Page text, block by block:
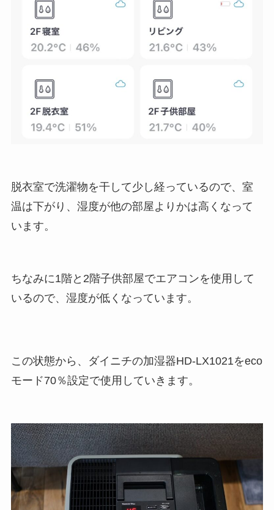
脱衣室で洗濯物を干して少し経っているので、室
温は下がり、湿度が他の部屋よりかは高くなって
います。
ちなみに1階と2階子供部屋でエアコンを使用して
いるので、湿度が低くなっています。
この状態から、ダイニチの加湿器HD-LX1021をeco
モード70％設定で使用していきます。